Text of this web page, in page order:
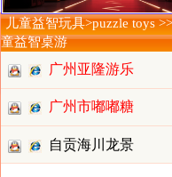
儿童益智玩具>puzzle toys
童益智桌游
广州亚隆游乐
设备有限广州市嘟嘟糖
动漫科技自贡海川龙景